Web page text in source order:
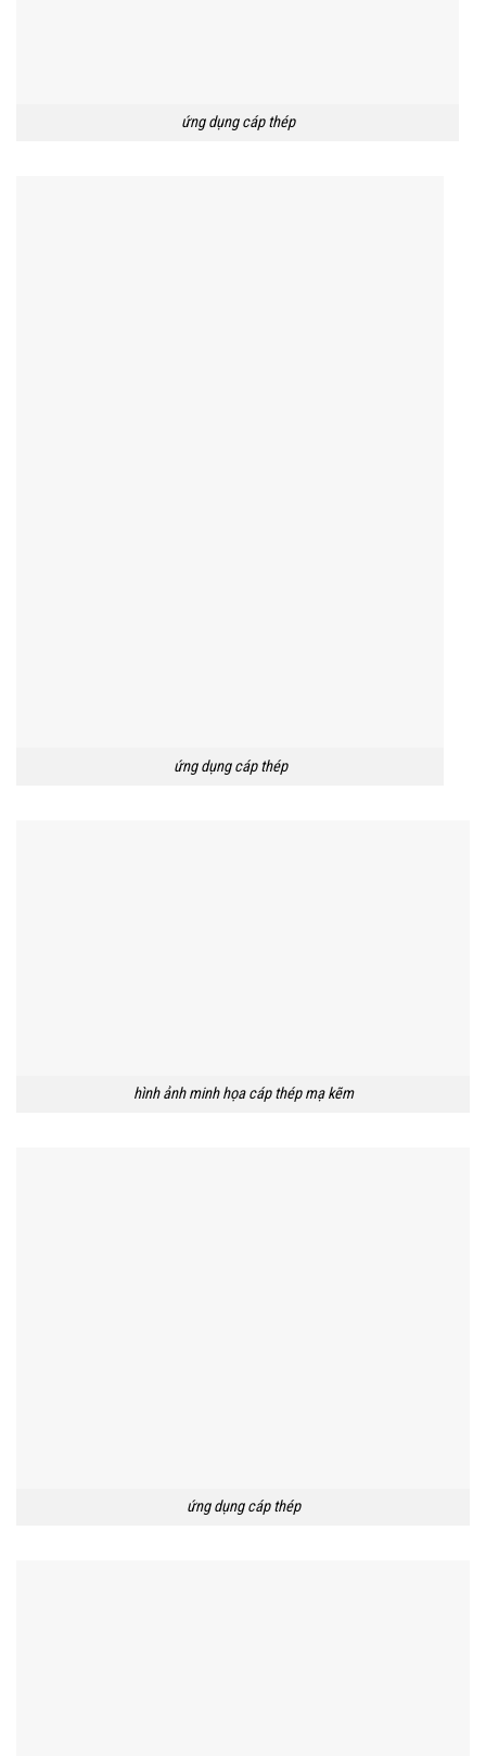
ứng dụng cáp thép
ứng dụng cáp thép
hình ảnh minh họa cáp thép mạ kẽm
ứng dụng cáp thép